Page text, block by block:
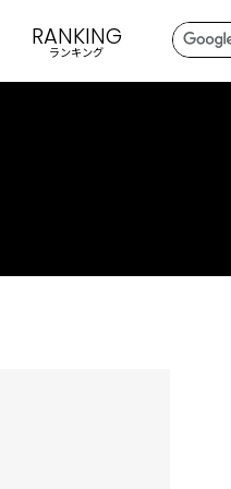
RANKING
ランキング